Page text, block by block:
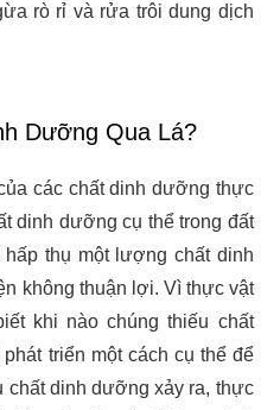
rò rỉ và rửa trôi dung dịch
Dưỡng Qua Lá?
các chất dinh dưỡng thực
dinh dưỡng cụ thể trong đất
thụ một lượng chất dinh
không thuận lợi. Vì thực vật
khi nào chúng thiếu chất
triển một cách cụ thể để
chất dinh dưỡng xảy ra, thực